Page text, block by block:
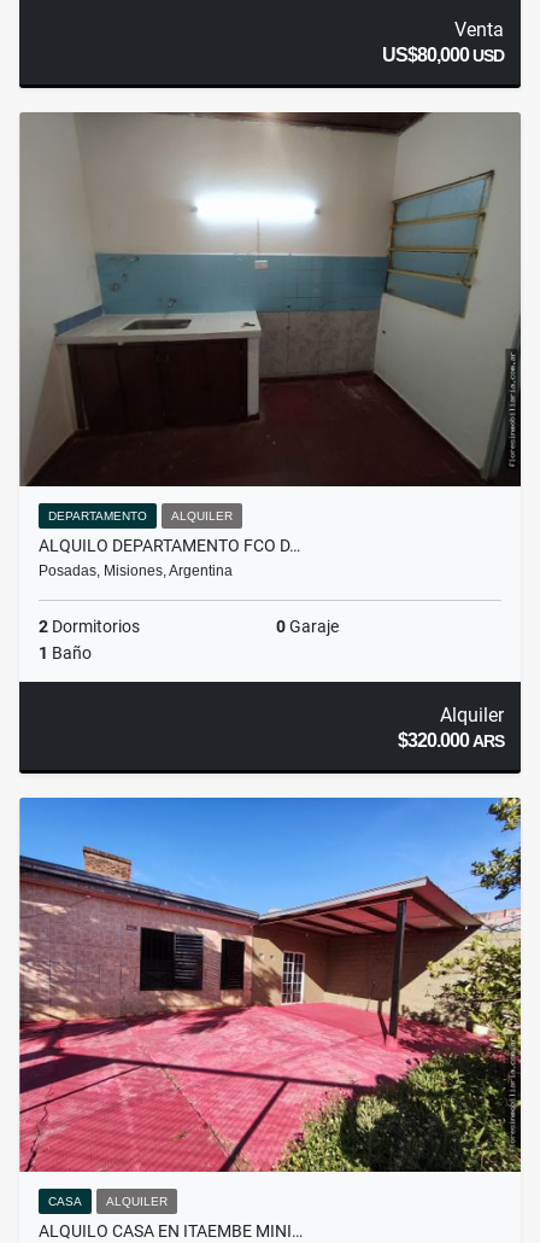
Venta
US$80,000USD
DEPARTAMENTO ALQUILER
ALQUILO DEPARTAMENTO FCO D…
Posadas, Misiones, Argentina
2 Dormitorios 0Garaje
1 Baño
Alquiler
$320.000ARS
CASA ALQUILER
ALQUILO CASA EN ITAEMBE MINI…